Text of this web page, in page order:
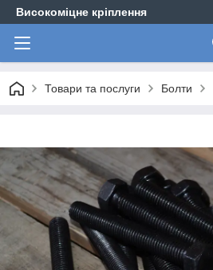
Високоміцне кріплення
Товари та послуги Болти